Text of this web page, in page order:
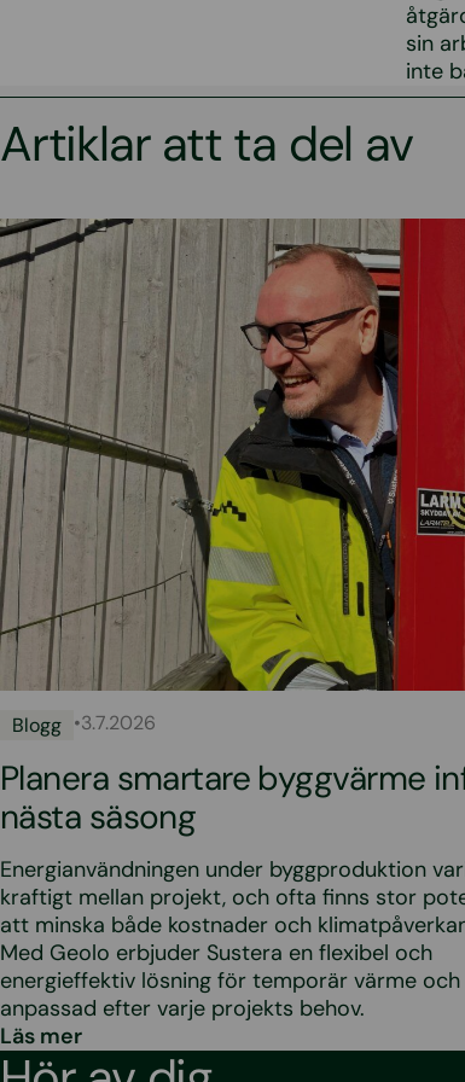
sin
inte
Artiklar att ta del av
Blogg •3.7.2026
Planera smartare byggvärme
nästa säsong
Energianvändningen under byggproduktion
kraftigt mellan projekt, och ofta finns stor
att minska både kostnader och
Med Geolo erbjuder Sustera en flexibel och
energieffektiv lösning för temporär värme och
anpassad efter varje projekts behov.
Läs mer